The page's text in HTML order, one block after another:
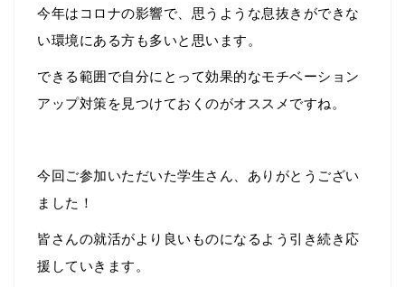
今年はコロナの影響で、思うような息抜きができな
い環境にある方も多いと思います。
できる範囲で自分にとって効果的なモチベーション
アップ対策を見つけておくのがオススメですね。
今回ご参加いただいた学生さん、ありがとうござい
ました！
皆さんの就活がより良いものになるよう引き続き応
援していきます。